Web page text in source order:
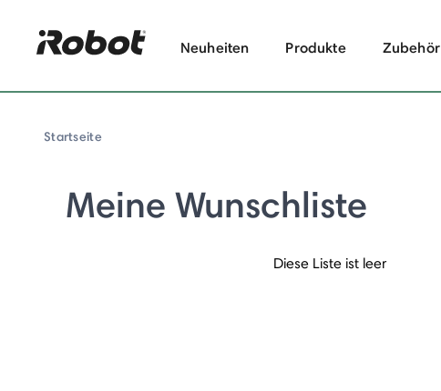
Neuheiten Produkte Zubehör
Startseite
Meine Wunschliste
Diese Liste ist leer